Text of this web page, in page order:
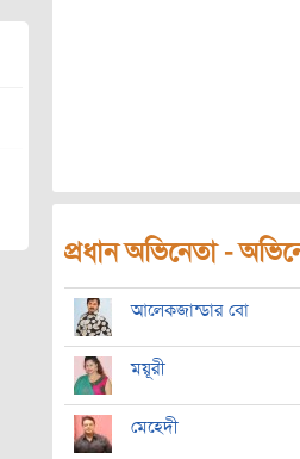
প্রধান অভিনেতা -
আলেকজান্ডার বো
ময়ূরী
মেহেদী